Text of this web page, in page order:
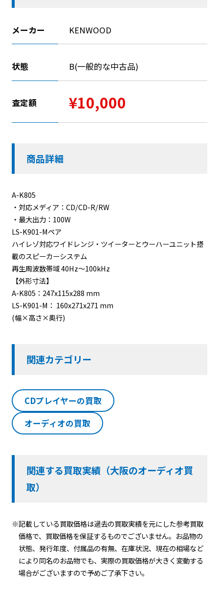
メーカー KENWOOD
状態 B(一般的な中古品)
査定額 ¥10,000
商品詳細
A-K805
・対応メディア：CD/CD-R/RW
・最大出力：100W
LS-K901-Mペア
ハイレゾ対応ワイドレンジ・ツイーターとウーハーユニット搭
載のスピーカーシステム
再生周波数帯域 40Hz～100kHz
【外形寸法】
A-K805：247x115x288 mm
LS-K901-M： 160x271x271 mm
(幅×高さ×奥行)
関連カテゴリー
CDプレイヤーの買取
オーディオの買取
関連する買取実績（大阪のオーディオ買
取）
※記載している買取価格は過去の買取実績を元にした参考買取
価格で、買取価格を保証するものでございません。お品物の
状態、発行年度、付属品の有無、在庫状況、現在の相場など
により同名のお品物でも、実際の買取価格が大きく変動する
場合がございますので予めご了承下さい。